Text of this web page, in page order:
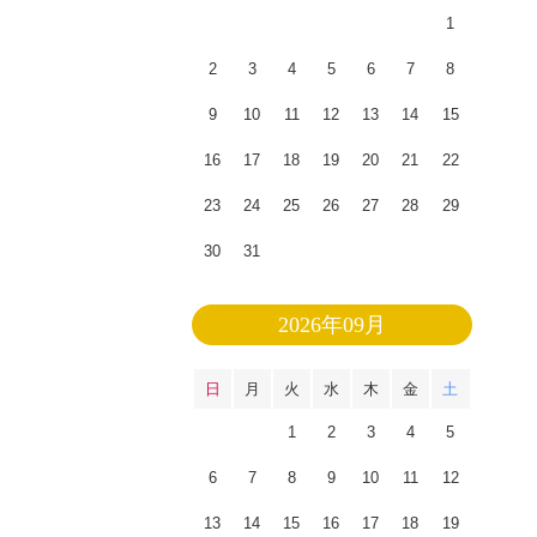
1
2 3 4 5 6 7 8
9 10 11 12 13 14 15
16 17 18 19 20 21 22
23 24 25 26 27 28 29
30 31
2026年09月
日 月 火 水 木 金 土
1 2 3 4 5
6 7 8 9 10 11 12
13 14 15 16 17 18 19